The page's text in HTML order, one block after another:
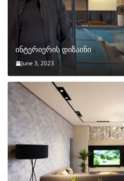
ინტერიერის დიზაინი
June 3, 2023